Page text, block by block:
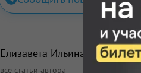
Елизавета Ильина ,
все статьи автора